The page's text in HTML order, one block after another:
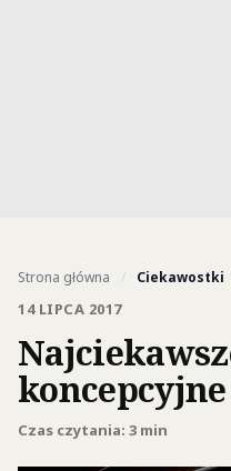
Strona główna / Ciekawostki
14 LIPCA 2017
Czas czytania: 3 min